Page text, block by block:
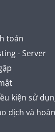
toán
- Server
kiện sử
dịch và